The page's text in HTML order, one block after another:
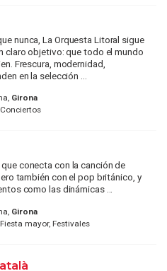
nunca, La Orquesta Litoral sigue
claro objetivo: que todo el mundo
Frescura, modernidad,
en la selección ...
Girona
conecta con la canción de
también con el pop británico, y
como las dinámicas ...
Girona
mayor, Festivales